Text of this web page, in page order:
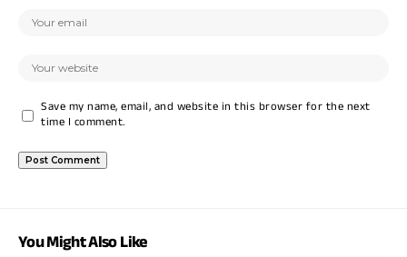
Save my name, email, and website in this browser for the next
time I comment.
You Might Also Like